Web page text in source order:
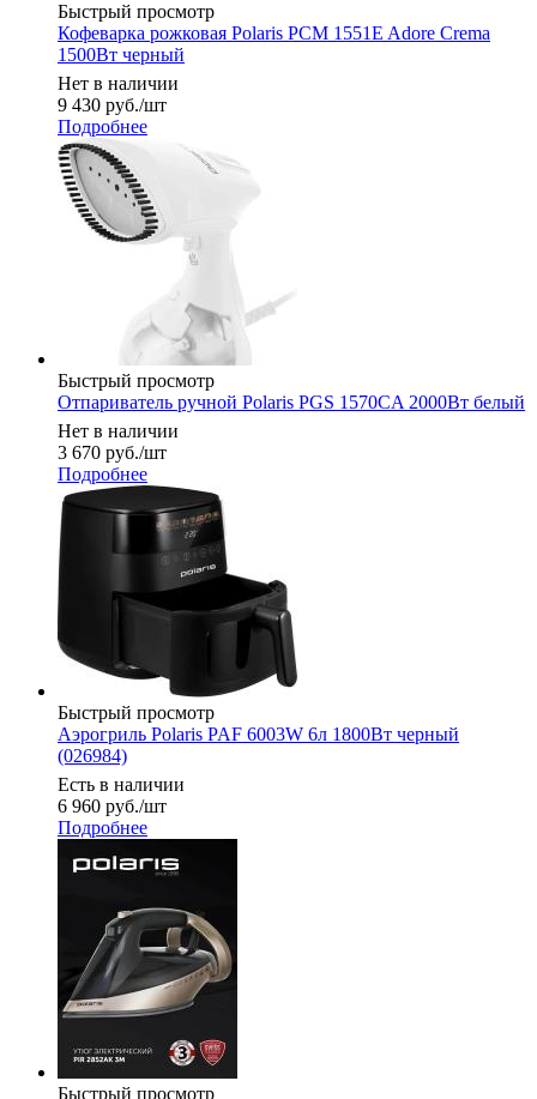
Быстрый просмотр
Кофеварка рожковая Polaris PCM 1551E Adore Crema
1500Вт черный
Нет в наличии
9 430 руб./шт
Подробнее
Быстрый просмотр
Отпариватель ручной Polaris PGS 1570CA 2000Вт белый
Нет в наличии
3 670 руб./шт
Подробнее
Быстрый просмотр
Аэрогриль Polaris PAF 6003W 6л 1800Вт черный
(026984)
Есть в наличии
6 960 руб./шт
Подробнее
Быстрый просмотр